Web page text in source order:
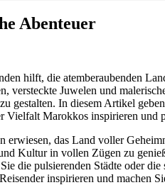
Abenteuer
hilft, die atemberaubenden
Juwelen und
gestalten. In diesem Artikel
Marokkos inspirieren und
das Land voller
Kultur in vollen Zügen zu
die pulsierenden Städte oder
inspirieren und machen